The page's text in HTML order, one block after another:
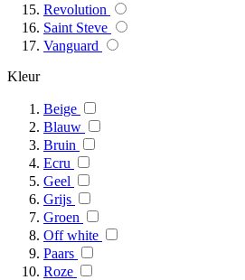
Revolution
Saint Steve
Vanguard
Kleur
Beige
Blauw
Bruin
Ecru
Geel
Grijs
Groen
Off white
Paars
Roze